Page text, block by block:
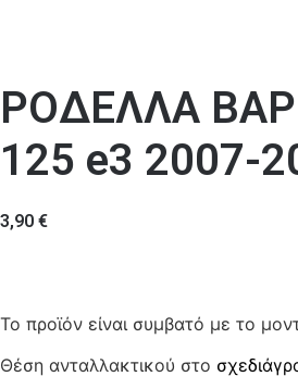
ΡΟΔΕΛΛΑ
125 e3 2007-
3,90 €
Το προϊόν είναι συμβατό με το
Θέση ανταλλακτικού στο